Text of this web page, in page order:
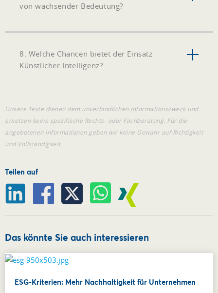
von wachsender Bedeutung?
8. Welche Chancen bietet der Einsatz
Künstlicher Intelligenz?
Unsere Texte dienen dem unverbindlichen Informationszweck und
ersetzen keine spezifische Rechts- oder Fachberatung. Für die
angebotenen Informationen geben wir keine Gewähr auf Richtigkeit
und Vollständigkeit.
Teilen auf
Das könnte Sie auch interessieren
ESG-Kriterien: Mehr Nachhaltigkeit für Unternehmen